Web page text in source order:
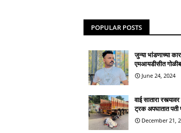
POPULAR POSTS
जुन्या भांडणाच्या
एमआयडीसीत
June 24, 2024
वाई सातारा
ट्रक अपघातात पती
December 21,